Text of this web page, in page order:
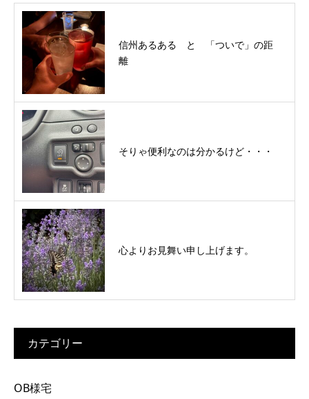
信州あるある と 「ついで」の距
離
そりゃ便利なのは分かるけど・・・
心よりお見舞い申し上げます。
カテゴリー
OB様宅